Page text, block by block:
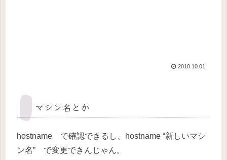
2010.10.01
マシン名とか
hostname で確認できるし、hostname “新しいマシ
ン名” で変更できんじゃん。